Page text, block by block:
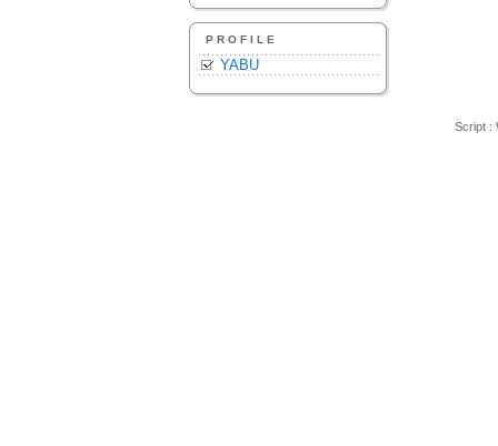
PROFILE
YABU
Script :